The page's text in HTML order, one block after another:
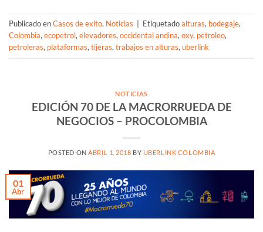
Publicado enCasos de exito, Noticias Etiquetadoalturas, bodegaje,
Colombia, ecopetrol, elevadores, occidental andina, oxy, petroleo,
petroleras, plataformas, tijeras, trabajos en alturas, uberlink
NOTICIAS
EDICIÓN 70 DE LA MACRORRUEDA DE
NEGOCIOS – PROCOLOMBIA
POSTED ONABRIL 1, 2018 BY UBERLINK COLOMBIA
01
Abr